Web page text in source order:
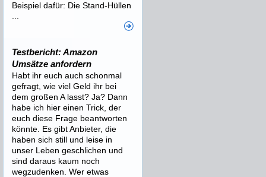
Beispiel dafür: Die Stand-Hüllen
Testbericht: Amazon
Umsätze anfordern
Habt ihr euch auch schonmal
gefragt, wie viel Geld ihr bei
dem großen A lasst? Ja? Dann
habe ich hier einen Trick, der
euch diese Frage beantworten
könnte. Es gibt Anbieter, die
haben sich still und leise in
unser Leben geschlichen und
sind daraus kaum noch
wegzudenken. Wer etwas